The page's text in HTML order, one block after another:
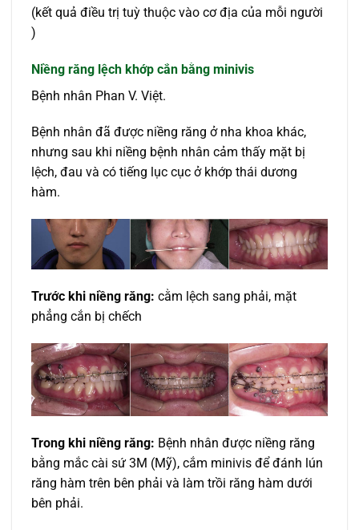
(kết quả điều trị tuỳ thuộc vào cơ địa của mỗi người
)
Niềng răng lệch khớp cắn bằng minivis
Bệnh nhân Phan V. Việt.
Bệnh nhân đã được niềng răng ở nha khoa khác,
nhưng sau khi niềng bệnh nhân cảm thấy mặt bị
lệch, đau và có tiếng lục cục ở khớp thái dương
hàm.
Trước khi niềng răng: cằm lệch sang phải, mặt
phẳng cắn bị chếch
Trong khi niềng răng: Bệnh nhân được niềng răng
bằng mắc cài sứ 3M (Mỹ), cắm minivis để đánh lún
răng hàm trên bên phải và làm trồi răng hàm dưới
bên phải.